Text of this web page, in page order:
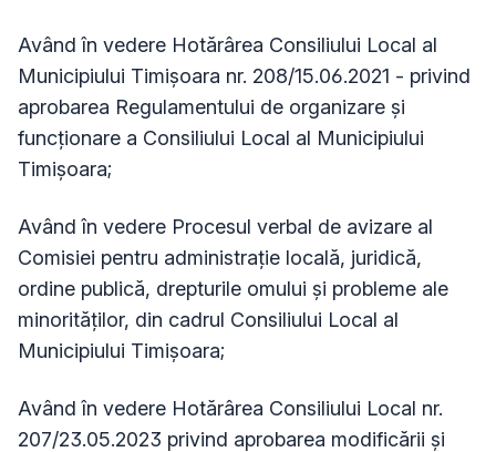
Având în vedere Hotărârea Consiliului Local al
Municipiului Timișoara nr. 208/15.06.2021 - privind
aprobarea Regulamentului de organizare și
funcționare a Consiliului Local al Municipiului
Timișoara;
Având în vedere Procesul verbal de avizare al
Comisiei pentru administrație locală, juridică,
ordine publică, drepturile omului și probleme ale
minorităților, din cadrul Consiliului Local al
Municipiului Timișoara;
Având în vedere Hotărârea Consiliului Local nr.
207/23.05.2023 privind aprobarea modificării și